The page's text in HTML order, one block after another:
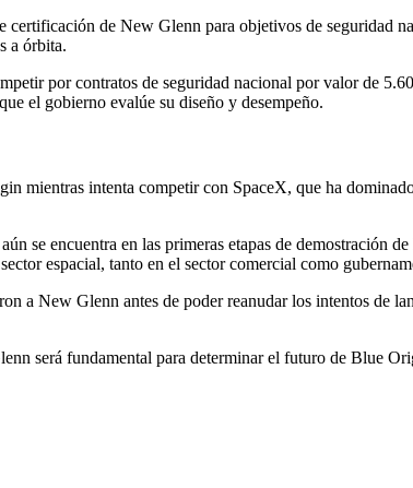
de New Glenn para objetivos de seguridad
a órbita.
por contratos de seguridad nacional por valor de
el gobierno evalúe su diseño y desempeño.
mientras intenta competir con SpaceX, que ha
se encuentra en las primeras etapas de demostración
espacial, tanto en el sector comercial como
a New Glenn antes de poder reanudar los intentos de
será fundamental para determinar el futuro de Blue